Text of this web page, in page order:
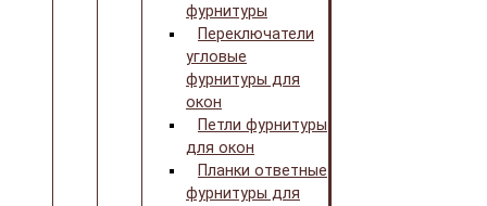
фурнитуры
Переключатели
угловые
фурнитуры для
окон
Петли фурнитуры
для окон
Планки ответные
фурнитуры для